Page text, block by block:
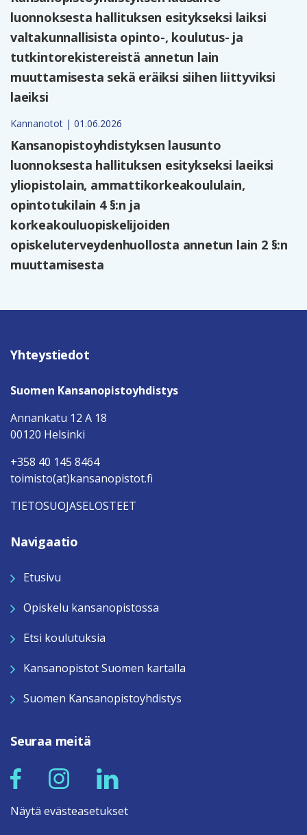
luonnoksesta hallituksen esitykseksi laiksi
valtakunnallisista opinto-, koulutus- ja
tutkintorekistereistä annetun lain
muuttamisesta sekä eräiksi siihen liittyviksi
laeiksi
Kannanotot | 01.06.2026
Kansanopistoyhdistyksen lausunto
luonnoksesta hallituksen esitykseksi laeiksi
yliopistolain, ammattikorkeakoululain,
opintotukilain 4 §:n ja
korkeakouluopiskelijoiden
opiskeluterveydenhuollosta annetun lain 2 §:n
muuttamisesta
Yhteystiedot
Suomen Kansanopistoyhdistys
Annankatu 12 A 18
00120 Helsinki
+358 40 145 8464
toimisto(at)kansanopistot.fi
TIETOSUOJASELOSTEET
Navigaatio
Etusivu
Opiskelu kansanopistossa
Etsi koulutuksia
Kansanopistot Suomen kartalla
Suomen Kansanopistoyhdistys
Seuraa meitä
Näytä evästeasetukset